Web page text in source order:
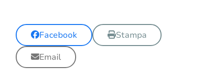
Facebook
Stampa
Email